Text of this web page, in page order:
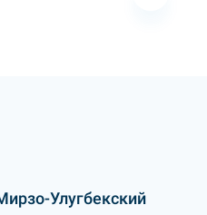
Улугбекский